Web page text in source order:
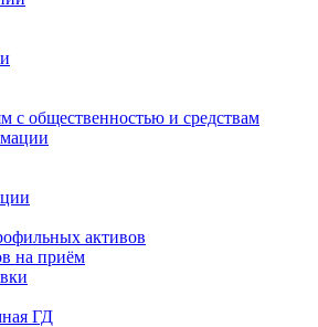
с общественностью и средствам
активов
на приём
ГД